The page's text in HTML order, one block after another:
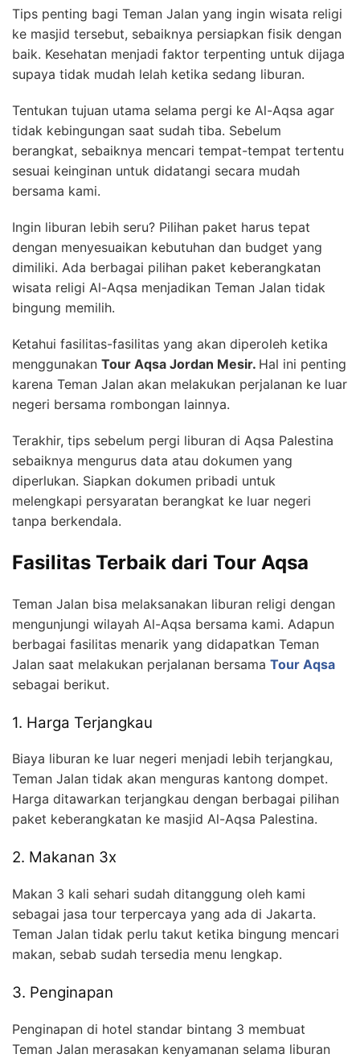
Tips penting bagi Teman Jalan yang ingin wisata religi
ke masjid tersebut, sebaiknya persiapkan fisik dengan
baik. Kesehatan menjadi faktor terpenting untuk dijaga
supaya tidak mudah lelah ketika sedang liburan.
Tentukan tujuan utama selama pergi ke Al-Aqsa agar
tidak kebingungan saat sudah tiba. Sebelum
berangkat, sebaiknya mencari tempat-tempat tertentu
sesuai keinginan untuk didatangi secara mudah
bersama kami.
Ingin liburan lebih seru? Pilihan paket harus tepat
dengan menyesuaikan kebutuhan dan budget yang
dimiliki. Ada berbagai pilihan paket keberangkatan
wisata religi Al-Aqsa menjadikan Teman Jalan tidak
bingung memilih.
Ketahui fasilitas-fasilitas yang akan diperoleh ketika
menggunakan Tour Aqsa Jordan Mesir. Hal ini penting
karena Teman Jalan akan melakukan perjalanan ke luar
negeri bersama rombongan lainnya.
Terakhir, tips sebelum pergi liburan di Aqsa Palestina
sebaiknya mengurus data atau dokumen yang
diperlukan. Siapkan dokumen pribadi untuk
melengkapi persyaratan berangkat ke luar negeri
tanpa berkendala.
Fasilitas Terbaik dari Tour Aqsa
Teman Jalan bisa melaksanakan liburan religi dengan
mengunjungi wilayah Al-Aqsa bersama kami. Adapun
berbagai fasilitas menarik yang didapatkan Teman
Jalan saat melakukan perjalanan bersama Tour Aqsa
sebagai berikut.
1. Harga Terjangkau
Biaya liburan ke luar negeri menjadi lebih terjangkau,
Teman Jalan tidak akan menguras kantong dompet.
Harga ditawarkan terjangkau dengan berbagai pilihan
paket keberangkatan ke masjid Al-Aqsa Palestina.
2. Makanan 3x
Makan 3 kali sehari sudah ditanggung oleh kami
sebagai jasa tour terpercaya yang ada di Jakarta.
Teman Jalan tidak perlu takut ketika bingung mencari
makan, sebab sudah tersedia menu lengkap.
3. Penginapan
Penginapan di hotel standar bintang 3 membuat
Teman Jalan merasakan kenyamanan selama liburan